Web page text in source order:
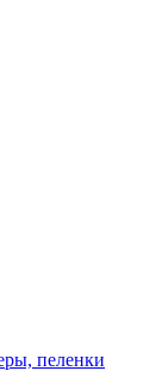
пеленки